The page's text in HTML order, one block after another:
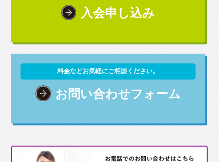
入会申し込み
料金などお気軽にご相談ください。
お問い合わせフォーム